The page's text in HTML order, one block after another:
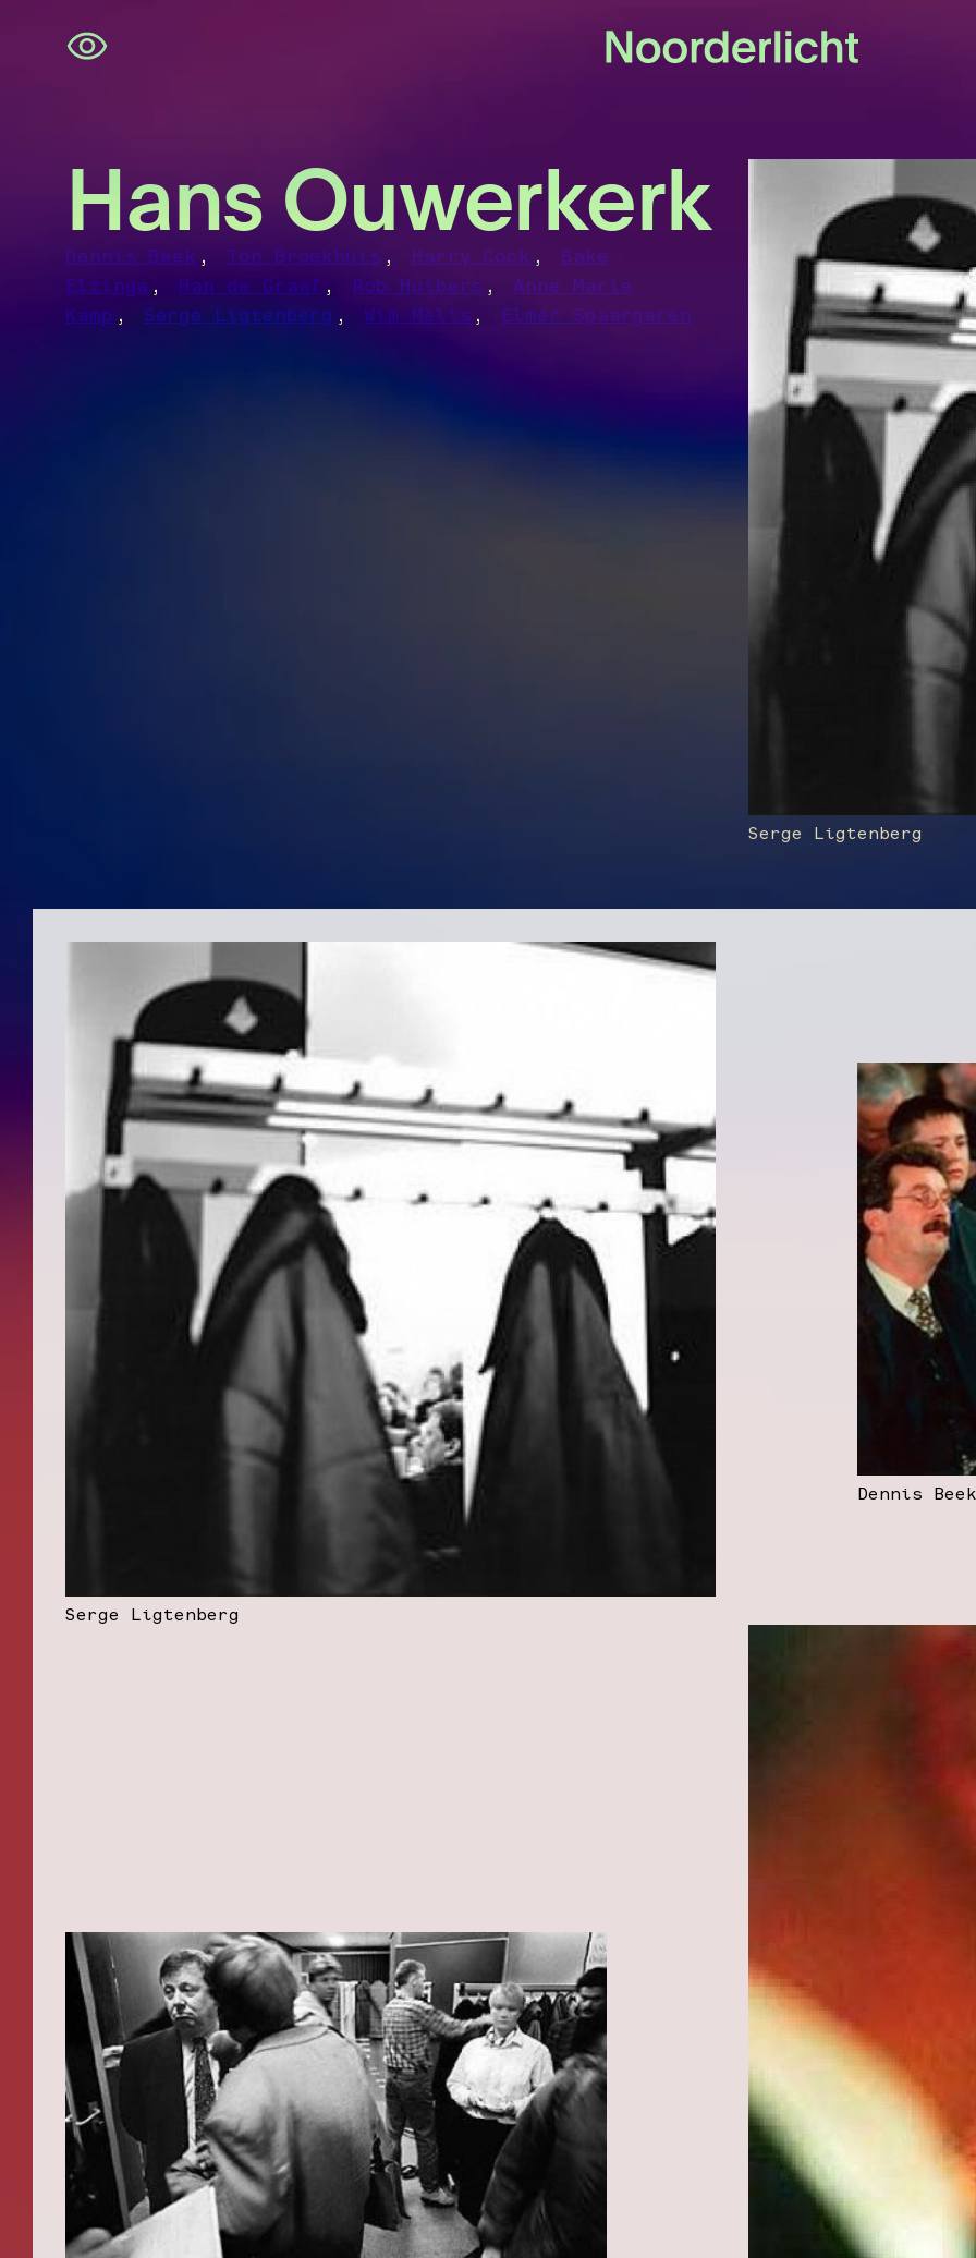
Navigatie
overslaan
Hans Ouwerkerk
Dennis Beek , Ton Broekhuis , Harry Cock ,
Sake
Elzinga , Han de Graaf , Rob Huibers ,
Anne Marie
Kamp , Serge Ligtenberg , Wim Melis , Elmer Spaargaren
Serge Ligtenberg
Serge Ligtenberg
Dennis Beek